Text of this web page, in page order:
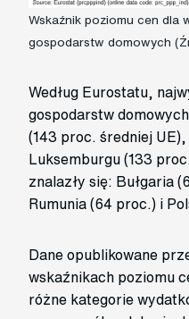
Wskaźnik poziomu cen dla
gospodarstw domowych
Według Eurostatu,
gospodarstw
(143 proc. średniej
Luksemburgu (133
znalazły się: Bułgaria
Rumunia (64 proc.) i
Dane opublikowane
wskaźnikach poziomu
różne kategorie